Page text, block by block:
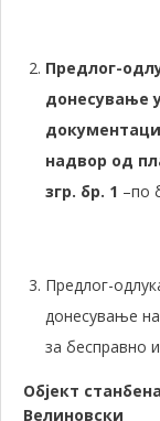
Предлог-
донесување
надвор од
згр. бр. 1 –по
Предлог-
донесување
за бесправно
Објект
Велиновски